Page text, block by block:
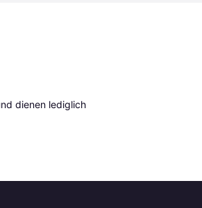
dienen lediglich